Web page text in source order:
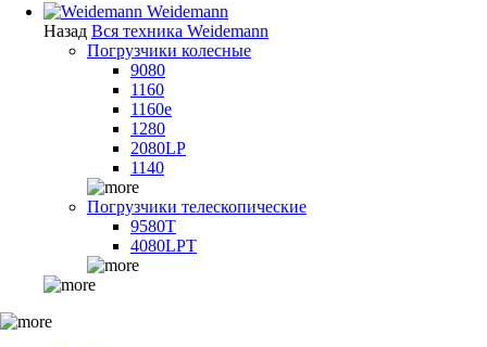
Weidemann
Назад Вся техника Weidemann
Погрузчики колесные
9080
1160
1160e
1280
2080LP
1140
Погрузчики телескопические
9580T
4080LPT